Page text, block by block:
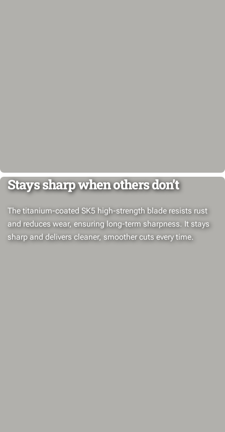
Stays sharp when others don’t
The titanium-coated SK5 high-strength blade resists rust
and reduces wear, ensuring long-term sharpness. It stays
sharp and delivers cleaner, smoother cuts every time.